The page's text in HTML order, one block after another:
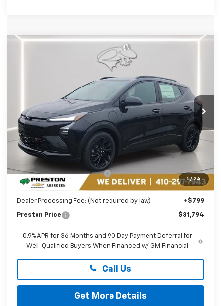
1 / 24
Chevrolet BoltRS
Preston Chevrolet of Aberdeen
1G1FZ6EV5VF101412 AC1782
In Stock Ext. Int.
FINANCE
$31,794
PRESTON PRICE
Less
MSRP: $32,995
Price reduction below MSRP: -$2,000
You Save $2,000
Dealer Processing Fee: (Not required by law) +$799
Preston Price $31,794
0.9% APR for 36 Months and 90 Day Payment Deferral for
Well-Qualified Buyers When Financed w/ GM Financial
Call Us
Get More Details